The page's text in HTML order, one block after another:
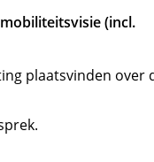
(incl.
plaatsvinden